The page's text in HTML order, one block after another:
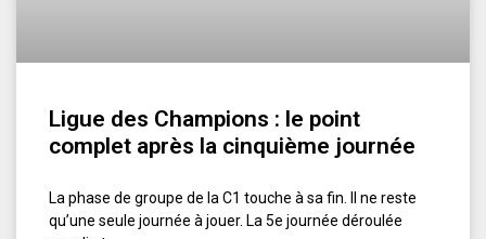
Ligue des Champions : le point
complet après la cinquième journée
La phase de groupe de la C1 touche à sa fin. Il ne reste
qu’une seule journée à jouer. La 5e journée déroulée